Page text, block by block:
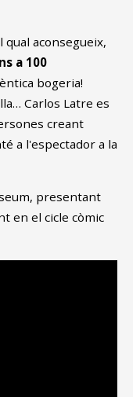
aconsegueix,
a 100
bogeria!
Carlos Latre es
creant
a l'espectador a la
presentant
en el cicle còmic